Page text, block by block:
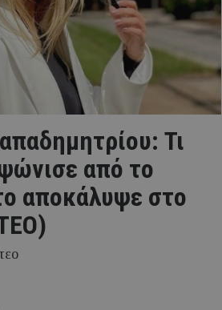
Τι
από το
αποκάλυψε στο